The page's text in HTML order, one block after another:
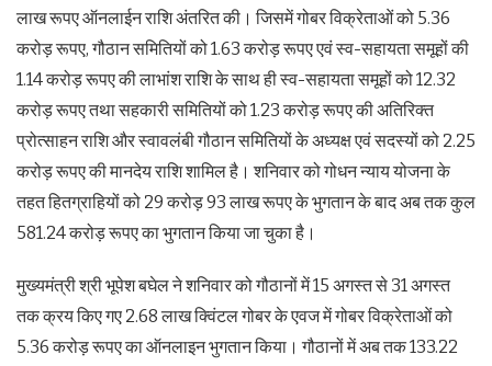
लाख रूपए ऑनलाईन राशि अंतरित की। जिसमें गोबर विक्रेताओं को 5.36
करोड़ रूपए, गौठान समितियों को 1.63 करोड़ रूपए एवं स्व-सहायता समूहों की
1.14 करोड़ रूपए की लाभांश राशि के साथ ही स्व-सहायता समूहों को 12.32
करोड़ रूपए तथा सहकारी समितियों को 1.23 करोड़ रूपए की अतिरिक्त
प्रोत्साहन राशि और स्वावलंबी गौठान समितियों के अध्यक्ष एवं सदस्यों को 2.25
करोड़ रूपए की मानदेय राशि शामिल है। शनिवार को गोधन न्याय योजना के
तहत हितग्राहियों को 29 करोड़ 93 लाख रूपए के भुगतान के बाद अब तक कुल
581.24 करोड़ रूपए का भुगतान किया जा चुका है।
मुख्यमंत्री श्री भूपेश बघेल ने शनिवार को गौठानों में 15 अगस्त से 31 अगस्त
तक क्रय किए गए 2.68 लाख क्विंटल गोबर के एवज में गोबर विक्रेताओं को
5.36 करोड़ रूपए का ऑनलाइन भुगतान किया। गौठानों में अब तक 133.22